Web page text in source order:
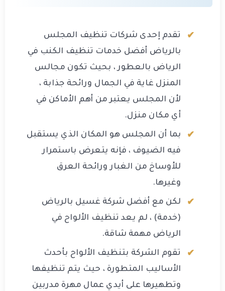
تقدم إحدى شركات تنظيف المجلس
بالرياض أفضل خدمات تنظيف الكنب في
الرياض بالعطور ، بحيث تكون مجالس
المنزل غاية في الجمال ورائحة جذابة ،
لأن المجلس يعتبر من أهم الأماكن في
أي مكان منزل.
بما أن المجلس هو المكان الذي يستقبل
فيه الضيوف ، فإنه يتعرض باستمرار
للأوساخ من الغبار ورائحة العرق
وغيرها.
لكن مع أفضل شركة غسيل بالرياض
(خدمة) ، لم يعد تنظيف الألواح في
الرياض مهمة شاقة.
تقوم الشركة بتنظيف الألواح بأحدث
الأساليب المتطورة ، حيث يتم تنظيفها
وتطهيرها على أيدي عمال مهرة مدربين